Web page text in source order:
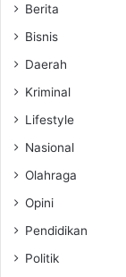
Berita
Bisnis
Daerah
Kriminal
Lifestyle
Nasional
Olahraga
Opini
Pendidikan
Politik